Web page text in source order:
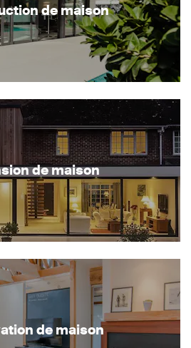
de maison
de maison
de maison